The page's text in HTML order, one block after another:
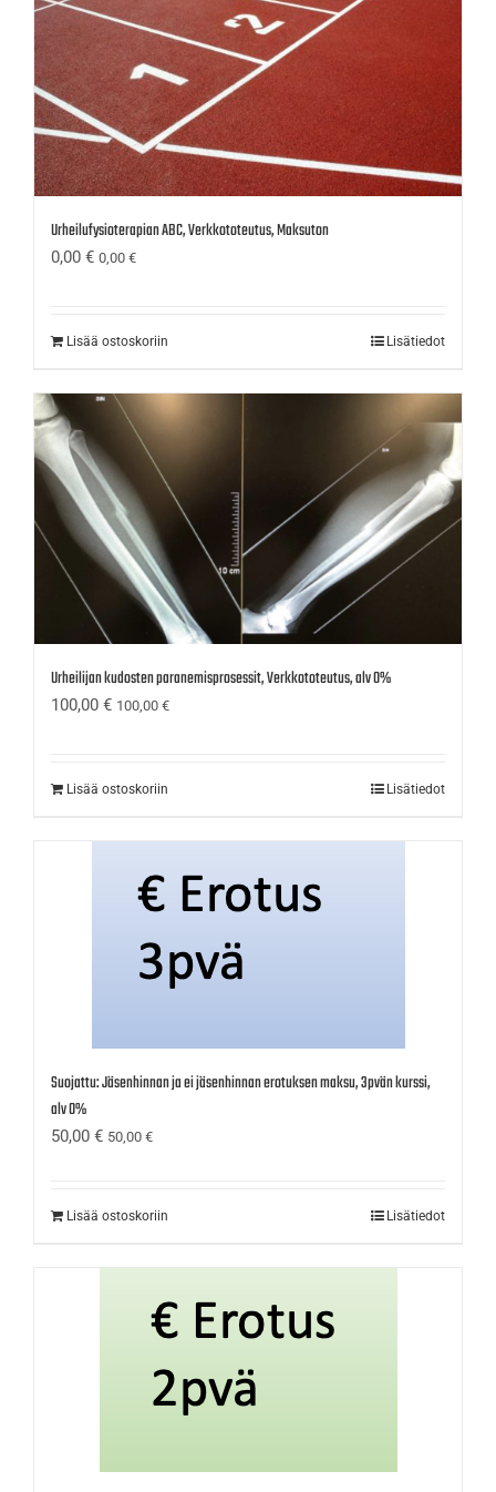
Urheilufysioterapian ABC, Verkkototeutus, Maksuton
0,00 € 0,00 €
Lisää ostoskoriin Lisätiedot
Urheilijan kudosten paranemisprosessit, Verkkototeutus, alv 0%
100,00 € 100,00 €
Lisää ostoskoriin Lisätiedot
Suojattu: Jäsenhinnan ja ei jäsenhinnan erotuksen maksu, 3pvän kurssi,
alv 0%
50,00 € 50,00 €
Lisää ostoskoriin Lisätiedot